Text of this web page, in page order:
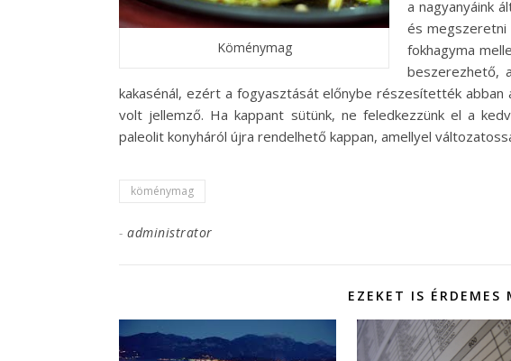
Köménymag
a nagyanyáink
és megszeretni
fokhagyma
beszerezhető,
kakasénál, ezért a fogyasztását előnybe részesítették
volt jellemző. Ha kappant sütünk, ne feledkezzünk el a
paleolit konyháról újra rendelhető kappan, amellyel
köménymag
- administrator
EZEKET IS ÉRDEMES